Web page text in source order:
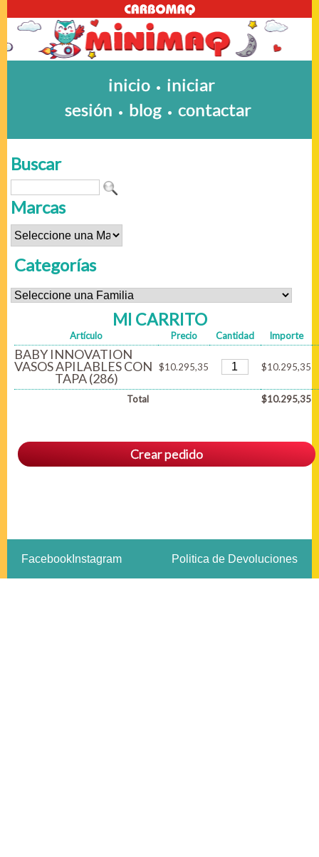
inicio • iniciar
sesión • blog • contactar
Buscar
Marcas
Categorías
MI CARRITO
Artículo Precio Cantidad Importe
BABY INNOVATION
VASOS APILABLES CON
TAPA (286)
$10.295,35 $10.295,35
Total $10.295,35
Crear pedido
Facebook Instagram Politica de Devoluciones